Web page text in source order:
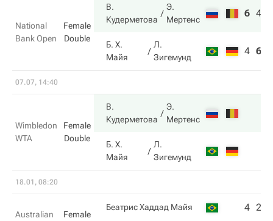
National
Bank Open
Female
Double
В.
Кудерметова
Э.
Мертенс
6 4
Б. Х.
Майя
Л.
Зигемунд
4 6
07.07, 14:40
Wimbledon
WTA
Female
Double
В.
Кудерметова
Э.
Мертенс
Б. Х.
Майя
Л.
Зигемунд
18.01, 08:20
Australian
Female
Беатрис Хаддад Майя 4 2